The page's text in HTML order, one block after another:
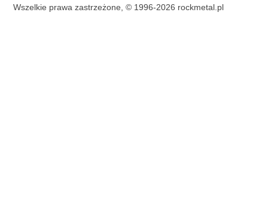
Wszelkie prawa zastrzeżone, © 1996-2026 rockmetal.pl